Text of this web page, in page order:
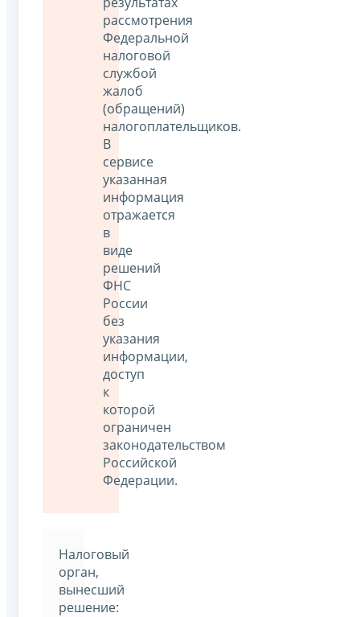
рассмотрения
Федеральной
налоговой
службой
жалоб
(обращений)
налогоплательщиков.
В
сервисе
указанная
информация
отражается
в
виде
решений
ФНС
России
без
указания
информации,
доступ
к
которой
ограничен
законодательством
Российской
Федерации.
Налоговый
орган,
вынесший
решение: